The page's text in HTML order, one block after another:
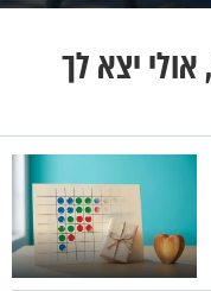
יצא לך